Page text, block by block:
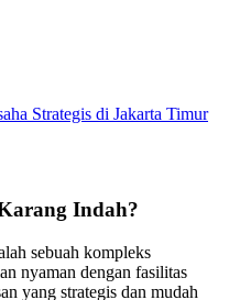
Strategis di Jakarta Timur
Indah?
sebuah kompleks
nyaman dengan fasilitas
yang strategis dan mudah